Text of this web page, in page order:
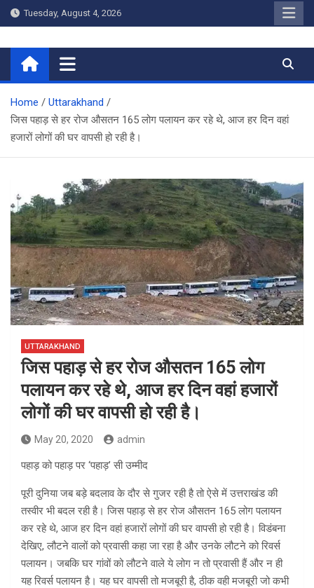
Skip
to
Tuesday, August 4, 2026
Home
Home
Uttarakhand
जिस पहाड़ से हर रोज औसतन 165 लोग पलायन कर रहे थे, आज हर दिन वहां
हजारों लोगों की घर वापसी हो रही है।
UTTARAKHAND
जिस पहाड़ से हर रोज औसतन 165 लोग
पलायन कर रहे थे, आज हर दिन वहां हजारों
लोगों की घर वापसी हो रही है।
May 20, 2020 admin
पहाड़ को पहाड़ पर ‘पहाड़’ सी उम्मीद
पूरी दुनिया जब बड़े बदलाव के दौर से गुजर रही है तो ऐसे में उत्तराखंड की
तस्वीर भी बदल रही है। जिस पहाड़ से हर रोज औसतन 165 लोग पलायन
कर रहे थे, आज हर दिन वहां हजारों लोगों की घर वापसी हो रही है। विडंबना
देखिए, लौटने वालों को प्रवासी कहा जा रहा है और उनके लौटने को रिवर्स
पलायन। जबकि घर गांवों को लौटने वाले ये लोग न तो प्रवासी हैं और न ही
यह रिवर्स पलायन है। यह घर वापसी तो मजबूरी है, ठीक वही मजबूरी जो कभी